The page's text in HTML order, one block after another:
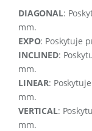
DIAGONAL:
mm.
EXPO: Poskytuje
INCLINED:
mm.
LINEAR:
mm.
VERTICAL:
mm.